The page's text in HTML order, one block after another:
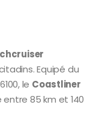
Equipé du
le Coastliner
85 km et 140